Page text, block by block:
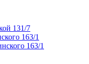
131/7
163/1
163/1